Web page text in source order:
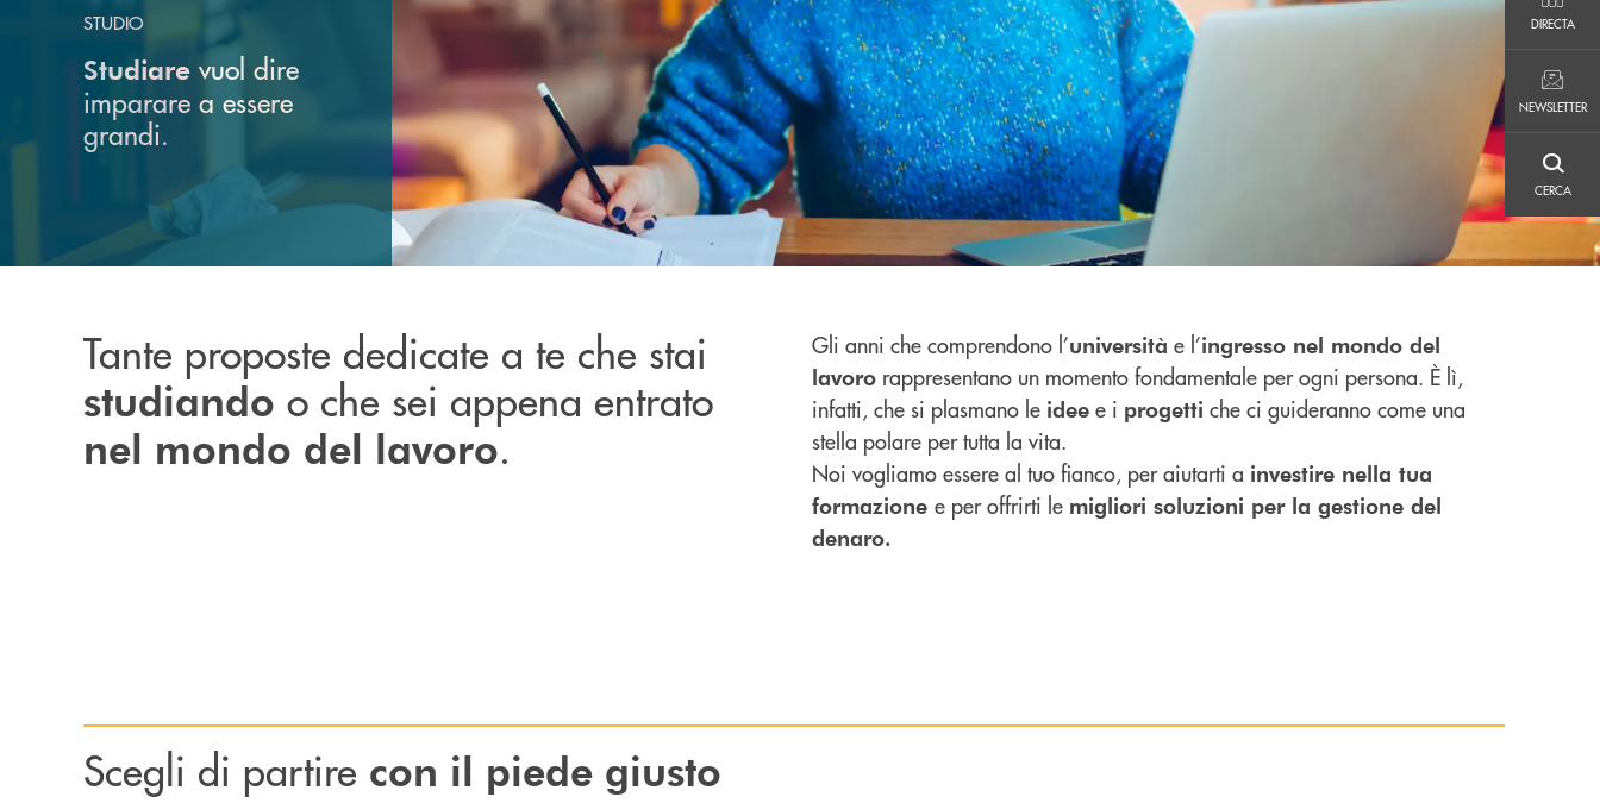
DIRECTA
DIRECTA
NEWSLETTER
CERCA
STUDIO
Studiare vuol dire
imparare a essere
grandi.
Tante proposte dedicate a te che stai
studiando o che sei appena entrato
nel mondo del lavoro.
Gli anni che comprendono l’università e l’ingresso nel mondo del
lavoro rappresentano un momento fondamentale per ogni persona. È lì,
infatti, che si plasmano le idee e i progetti che ci guideranno come una
stella polare per tutta la vita.
Noi vogliamo essere al tuo fianco, per aiutarti a investire nella tua
formazione e per offrirti le migliori soluzioni per la gestione del
denaro.
Scegli di partire con il piede giusto